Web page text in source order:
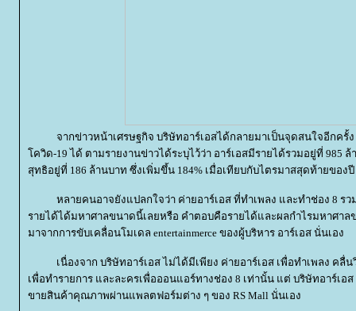
จากข่าวหน้าเศรษฐกิจ บริษัทอาร์เอสได้กลายมาเป็นจุดสนใจอีกครั้ง
ควิด-19 ได้ ตามรายงานข่าวได้ระบุไว้ว่า อาร์เอสมีรายได้รวมอยู่ที่ 985
สุทธิอยู่ที่ 186 ล้านบาท ซึ่งเพิ่มขึ้น 184% เมื่อเทียบกับไตรมาสสุดท้ายของ
หลายคนอาจยังแปลกใจว่า ค่ายอาร์เอส ที่ทำเพลง และทำช่อง 8 รว
รายได้ได้มหาศาลขนาดนี้เลยหรือ คำตอบคือรายได้และผลกำไรมหาศาล
มาจากการขับเคลื่อนโมเดล entertainmerce ของผู้บริหาร อาร์เอส นั่นเอง
เนื่องจาก บริษัทอาร์เอส ไม่ได้มีเพียง ค่ายอาร์เอส เพื่อทำเพลง คลื่น
เพื่อทำรายการ และละครเพื่อออนแอร์ทางช่อง 8 เท่านั้น แต่ บริษัทอาร์เอส
ขายสินค้าคุณภาพผ่านแพลตฟอร์มต่าง ๆ ของ RS Mall นั่นเอง